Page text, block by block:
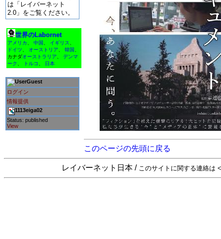
は「レイバーネット
2.0」をご覧ください。
世界のLabornet
アメリカ 中国 イギリス
ドイツ
オーストリア 韓国
カナダオーストラリア
デンマ
ーク
トルコ 日本
Guest
ログイン
情報提供
1113eiga02
Status: published
View
このページの先頭に戻る
レイバーネット日本 / このサイトに関する連絡は